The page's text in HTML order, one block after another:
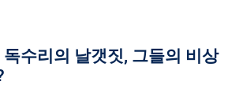
수리의 날갯짓, 그들의 비상